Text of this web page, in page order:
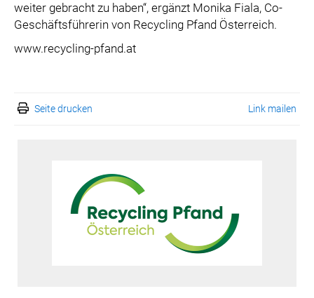
weiter gebracht zu haben“, ergänzt Monika Fiala, Co-
Geschäftsführerin von Recycling Pfand Österreich.
www.recycling-pfand.at
Seite drucken Link mailen